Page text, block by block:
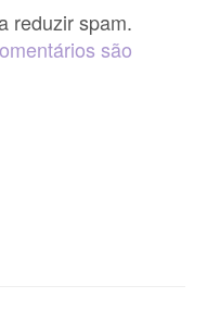
reduzir spam.
são